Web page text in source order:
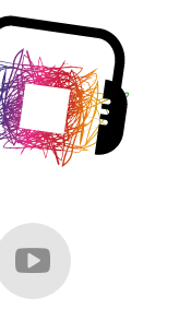
p